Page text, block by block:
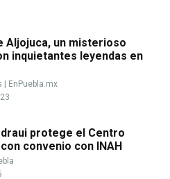
Aljojuca, un misterioso
inquietantes leyendas en
EnPuebla.mx
protege el Centro
convenio con INAH